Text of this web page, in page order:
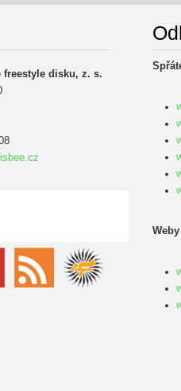
freestyle disku, z. s.
isbee.cz